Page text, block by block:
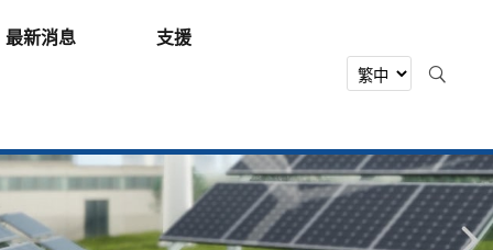
最新消息 支援